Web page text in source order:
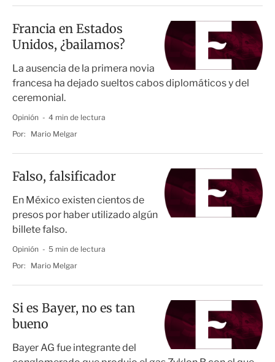
Francia en Estados
Unidos, ¿bailamos?
La ausencia de la primera novia
francesa ha dejado sueltos cabos diplomáticos y del
ceremonial.
Opinión
4 min de lectura
Por:
Mario Melgar
Falso, falsificador
En México existen cientos de
presos por haber utilizado algún
billete falso.
Opinión
5 min de lectura
Por:
Mario Melgar
Si es Bayer, no es tan
bueno
Bayer AG fue integrante del